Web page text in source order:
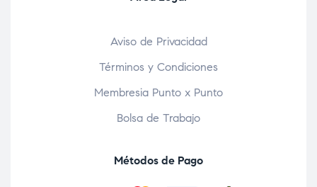
Aviso de Privacidad
Términos y Condiciones
Membresia Punto x Punto
Bolsa de Trabajo
Métodos de Pago